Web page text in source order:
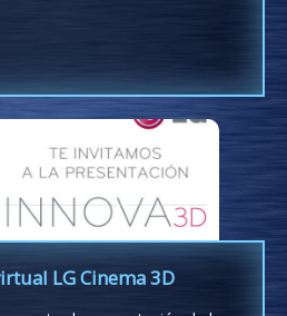
LG Cinema 3D